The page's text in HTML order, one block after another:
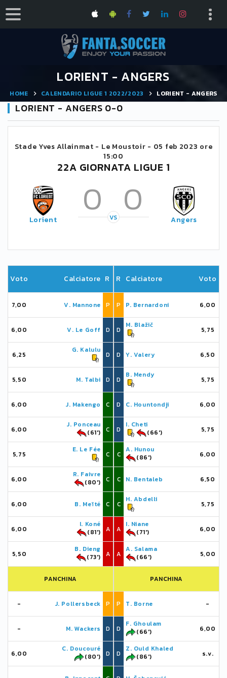
LORIENT - ANGERS
HOME CALENDARIO LIGUE 1 2022/2023 LORIENT - ANGERS
LORIENT - ANGERS 0-0
Stade Yves Allainmat - Le Moustoir - 05 feb 2023 ore
15:00
22A GIORNATA LIGUE 1
Lorient 0 0
VS Angers
Voto Calciatore R
7,00 V. Mannone P
6,00 V. Le Goff D
6,25
G. Kalulu
D
5,50 M. Talbi D
6,00 J. Makengo C
6,00
J. Ponceau
(61')
C
5,75
E. Le Fée
C
6,00
R. Faivre
(80')
C
6,00 B. Meïté C
6,00
I. Koné
(81')
A
5,50
B. Dieng
(73')
A
PANCHINA
- J. Pollersbeck P
- M. Wackers D
6,00
C. Doucouré
(80')
D
R Calciatore Voto
P P. Bernardoni 6,00
D
M. Blažič
5,75
D Y. Valery 6,50
D
B. Mendy
5,75
D C. Hountondji 6,00
D
I. Cheti
(66')
5,75
C
A. Hunou
(86')
6,00
C N. Bentaleb 6,50
C
H. Abdelli
5,75
A
I. Niane
(71')
6,00
A
A. Salama
(66')
5,00
PANCHINA
P T. Borne -
D
F. Ghoulam
(66')
6,00
D
Z. Ould Khaled
(86')
s.v.